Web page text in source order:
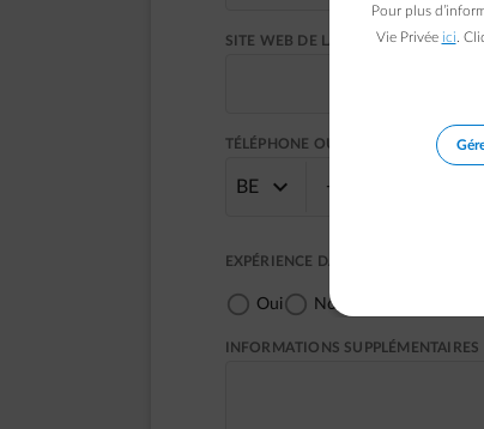
SITE WEB DE LA COMPAGNIE
TÉLÉPHONE OU GSM *
BE
EXPÉRIENCE DANS LE MARCHÉ DE
Oui Non
INFORMATIONS SUPPLÉMENTAIRES
Pour plus
Vie Privée ici .